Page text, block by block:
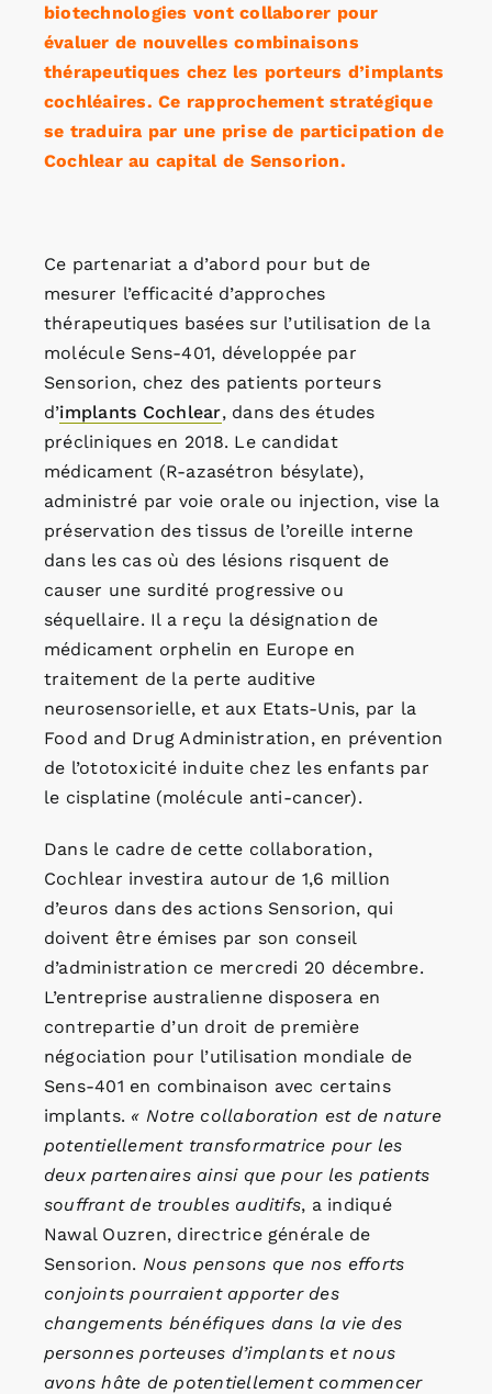
biotechnologies vont collaborer pour
évaluer de nouvelles combinaisons
thérapeutiques chez les porteurs d’implants
cochléaires. Ce rapprochement stratégique
se traduira par une prise de participation de
Cochlear au capital de Sensorion.
Ce partenariat a d’abord pour but de
mesurer l’efficacité d’approches
thérapeutiques basées sur l’utilisation de la
molécule Sens-401, développée par
Sensorion, chez des patients porteurs
d’implants Cochlear, dans des études
précliniques en 2018. Le candidat
médicament (R-azasétron bésylate),
administré par voie orale ou injection, vise la
préservation des tissus de l’oreille interne
dans les cas où des lésions risquent de
causer une surdité progressive ou
séquellaire. Il a reçu la désignation de
médicament orphelin en Europe en
traitement de la perte auditive
neurosensorielle, et aux Etats-Unis, par la
Food and Drug Administration, en prévention
de l’ototoxicité induite chez les enfants par
le cisplatine (molécule anti-cancer).
Dans le cadre de cette collaboration,
Cochlear investira autour de 1,6 million
d’euros dans des actions Sensorion, qui
doivent être émises par son conseil
d’administration ce mercredi 20 décembre.
L’entreprise australienne disposera en
contrepartie d’un droit de première
négociation pour l’utilisation mondiale de
Sens-401 en combinaison avec certains
implants. « Notre collaboration est de nature
potentiellement transformatrice pour les
deux partenaires ainsi que pour les patients
souffrant de troubles auditifs, a indiqué
Nawal Ouzren, directrice générale de
Sensorion. Nous pensons que nos efforts
conjoints pourraient apporter des
changements bénéfiques dans la vie des
personnes porteuses d’implants et nous
avons hâte de potentiellement commencer